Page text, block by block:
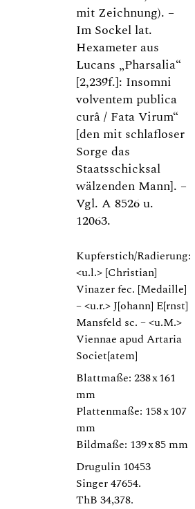
mit Zeichnung). –
Im Sockel lat.
Hexameter aus
Lucans „Pharsalia“
[2,239f.]: Insomni
volventem publica
curâ / Fata Virum“
[den mit schlafloser
Sorge das
Staatsschicksal
wälzenden Mann]. –
Vgl. A 8526 u.
12063.
Kupferstich/Radierung:
<u.l.> [Christian]
Vinazer fec. [Medaille]
– <u.r.> J[ohann] E[rnst]
Mansfeld sc. – <u.M.>
Viennae apud Artaria
Societ[atem]
Blattmaße: 238 x 161
mm
Plattenmaße: 158 x 107
mm
Bildmaße: 139 x 85 mm
Drugulin 10453
Singer 47654.
ThB 34,378.